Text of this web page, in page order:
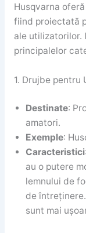
Husqvarna
fiind proiectată
ale utilizatorilor.
principalelor
1. Drujbe pentru
Destinate:
amatori.
Exemple:
Caracteristici
au o putere
lemnului de
de
sunt mai